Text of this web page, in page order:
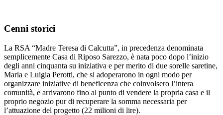
Cenni storici
La RSA “Madre Teresa di Calcutta”, in precedenza denominata
semplicemente Casa di Riposo Sarezzo, è nata poco dopo l’inizio
degli anni cinquanta su iniziativa e per merito di due sorelle saretine,
Maria e Luigia Perotti, che si adoperarono in ogni modo per
organizzare iniziative di beneficenza che coinvolsero l’intera
comunità, e arrivarono fino al punto di vendere la propria casa e il
proprio negozio pur di recuperare la somma necessaria per
l’attuazione del progetto (22 milioni di lire).